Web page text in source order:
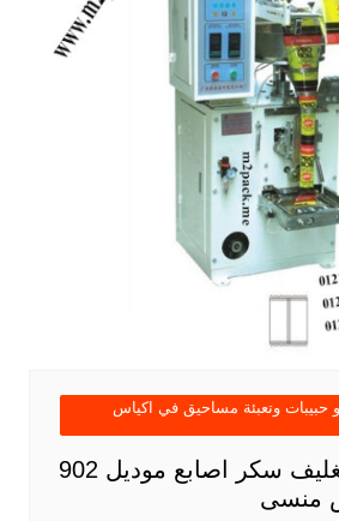
حبيبات وتعبئة مساحيق في اكياس
ماكينة تعبئة وتغليف سكر اصابع موديل 902
منسى